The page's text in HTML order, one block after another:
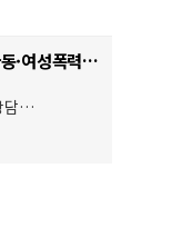
<26.06.25> 울산 상시협 아동·여성폭력예방캠페인
담…